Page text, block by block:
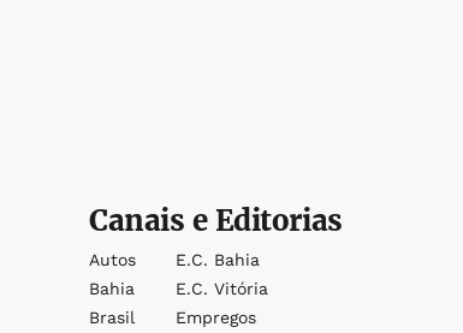
Canais e Editorias
Autos
Bahia
Brasil
E.c. Bahia
E.c. Vitória
Empregos